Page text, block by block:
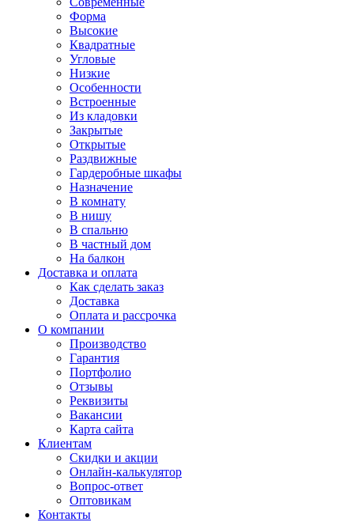
Форма
Высокие
Квадратные
Угловые
Низкие
Особенности
Встроенные
Из кладовки
Закрытые
Открытые
Раздвижные
Гардеробные шкафы
Назначение
В комнату
В нишу
В спальню
В частный дом
На балкон
Доставка и оплата
Как сделать заказ
Доставка
Оплата и рассрочка
О компании
Производство
Гарантия
Портфолио
Отзывы
Реквизиты
Вакансии
Карта сайта
Клиентам
Скидки и акции
Онлайн-калькулятор
Вопрос-ответ
Оптовикам
Контакты